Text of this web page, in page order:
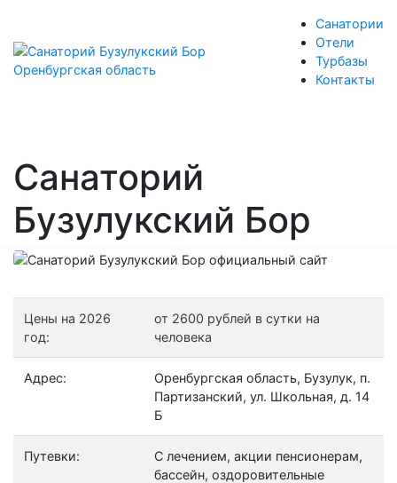
Санатории
Отели
Турбазы
Контакты
Санаторий
Бузулукский Бор
Цены на 2026
год:
от 2600 рублей в сутки на
человека
Адрес:
Оренбургская область, Бузулук, п.
Партизанский, ул. Школьная, д. 14
Б
Путевки:
С лечением, акции пенсионерам,
бассейн, оздоровительные